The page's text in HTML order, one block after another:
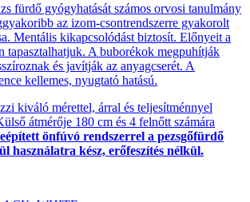
fürdő gyógyhatását számos orvosi tanulmány
az izom-csontrendszerre gyakorolt
Mentális kikapcsolódást biztosít. Előnyeit a
tapasztalhatjuk. A buborékok megpuhítják
és javítják az anyagcserét. A
kellemes, nyugtató hatású.
kiváló mérettel, árral és teljesítménnyel
átmérője 180 cm és 4 felnőtt számára
önfúvó rendszerrel a pezsgőfürdő
használatra kész, erőfeszítés nélkül.